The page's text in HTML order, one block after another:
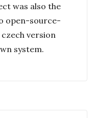
was also the
open-source-
version
system.